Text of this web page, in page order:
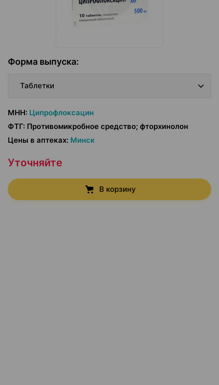
Форма выпуска:
Таблетки
МНН: Ципрофлоксацин
ФТГ: Противомикробное средство; фторхинолон
Цены в аптеках: Минск
Уточняйте
В корзину